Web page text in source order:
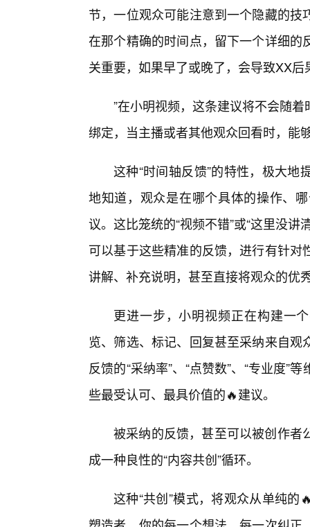
节，一位观众可能注意到一个隐藏的
在那个精确的时间点，留下一个详细的
关重要，如果早了或晚了，会导致XX
”在小明视频，这条建议将不会随
绑定，当主播或者其他观众回看时，能
这种“时间轴反馈”的特性，极大
地知道，观众是在哪个具体的操作、
议。这比笼统的“视频不错”或“这里没
可以基于这些精准的反馈，进行有针
讲解、补充说明，甚至直接将观众的优
更进一步，小明视频正在构建一
览、筛选、标记、回复甚至采纳来自
反馈的“采纳率”、“点赞数”、“专业度”
些最受认可、最具价值的🔥建议。
被采纳的反馈，甚至可以被创作者
成一种良性的“内容共创”循环。
这种“共创”模式，将观众从单纯